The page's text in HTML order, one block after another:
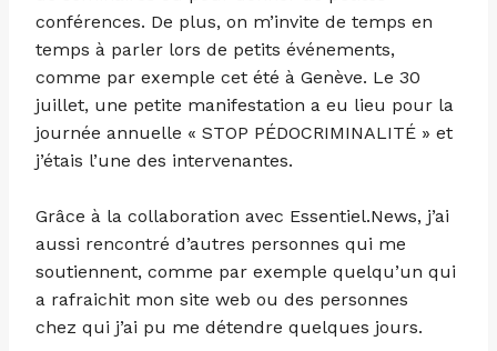
conférences. De plus, on m’invite de temps en
temps à parler lors de petits événements,
comme par exemple cet été à Genève. Le 30
juillet, une petite manifestation a eu lieu pour la
journée annuelle « STOP PÉDOCRIMINALITÉ » et
j’étais l’une des intervenantes.
Grâce à la collaboration avec Essentiel.News, j’ai
aussi rencontré d’autres personnes qui me
soutiennent, comme par exemple quelqu’un qui
a rafraichit mon site web ou des personnes
chez qui j’ai pu me détendre quelques jours.